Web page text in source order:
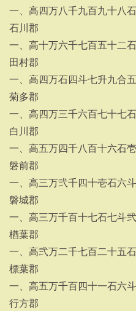
一、高四万八千九百九十八
石川郡
一、高十万六千七百五十二
田村郡
一、高四万石四斗七升九合
菊多郡
一、高四万三千六百七十七
白川郡
一、高五万四千八百十六石
磐前郡
一、高三万弐千四十壱石六
磐城郡
一、高三万千百十七石七斗
楢葉郡
一、高弐万二千七百二十五
標葉郡
一、高五万千百四十一石六
行方郡